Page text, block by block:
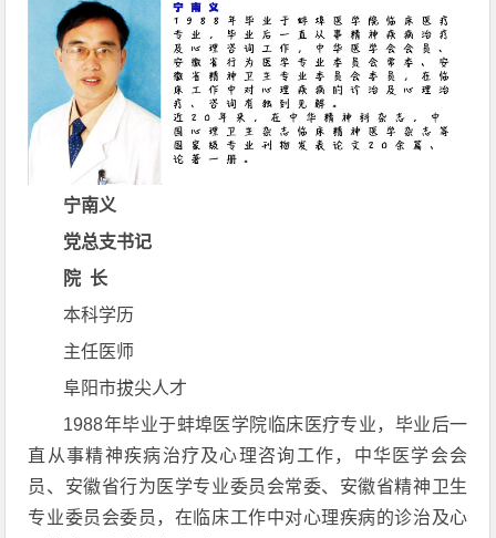
宁南义
党总支书记
院 长
本科学历
主任医师
阜阳市拔尖人才
1988年毕业于蚌埠医学院临床医疗专业，毕业后一
直从事精神疾病治疗及心理咨询工作，中华医学会会
员、安徽省行为医学专业委员会常委、安徽省精神卫生
专业委员会委员，在临床工作中对心理疾病的诊治及心